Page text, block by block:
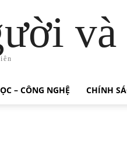
– CÔNG NGHỆ CHÍNH